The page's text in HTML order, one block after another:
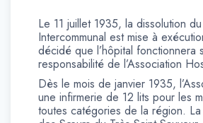
Le 11 juillet 1935, la dissolution
Intercommunal est mise à
décidé que l’hôpital fonctionnera
responsabilité de l’Association
Dès le mois de janvier 1935,
une infirmerie de 12 lits pour les
toutes catégories de la région. La